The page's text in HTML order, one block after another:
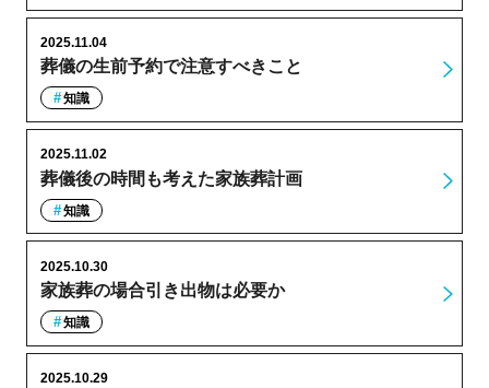
葬儀の生前予約で注意すべきこと
2025.11.04
知識
葬儀後の時間も考えた家族葬計画
2025.11.02
知識
家族葬の場合引き出物は必要か
2025.10.30
知識
2025.10.29